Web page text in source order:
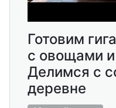
Готовим
с овощами и
Делимся с
деревне